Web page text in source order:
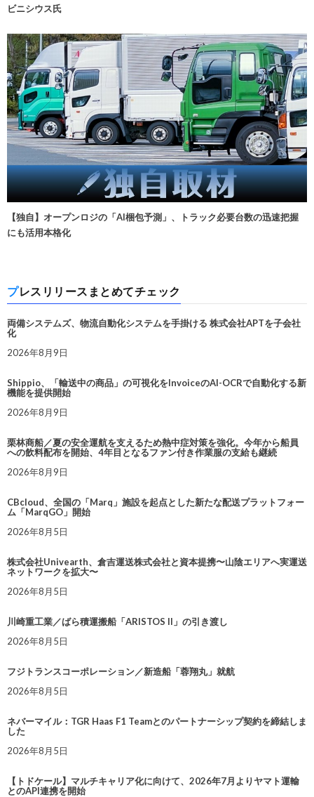
ビニシウス氏
【独自】オープンロジの「AI梱包予測」、トラック必要台数の迅速把握
にも活用本格化
プレスリリースまとめてチェック
両備システムズ、物流自動化システムを手掛ける 株式会社APTを子会社
化
2026年8月9日
Shippio、「輸送中の商品」の可視化をInvoiceのAI-OCRで自動化する新
機能を提供開始
2026年8月9日
栗林商船／夏の安全運航を支えるため熱中症対策を強化。今年から船員
への飲料配布を開始、4年目となるファン付き作業服の支給も継続
2026年8月9日
CBcloud、全国の「Marq」施設を起点とした新たな配送プラットフォー
ム「MarqGO」開始
2026年8月5日
株式会社Univearth、倉吉運送株式会社と資本提携〜山陰エリアへ実運送
ネットワークを拡大〜
2026年8月5日
川崎重工業／ばら積運搬船「ARISTOS II」の引き渡し
2026年8月5日
フジトランスコーポレーション／新造船「蓉翔丸」就航
2026年8月5日
ネバーマイル：TGR Haas F1 Teamとのパートナーシップ契約を締結しま
した
2026年8月5日
【トドケール】マルチキャリア化に向けて、2026年7月よりヤマト運輸
とのAPI連携を開始